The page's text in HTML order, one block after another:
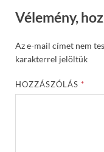
Vélemény,
Az e-mail címet nem
karakterrel jelöltük
HOZZÁSZÓLÁS*